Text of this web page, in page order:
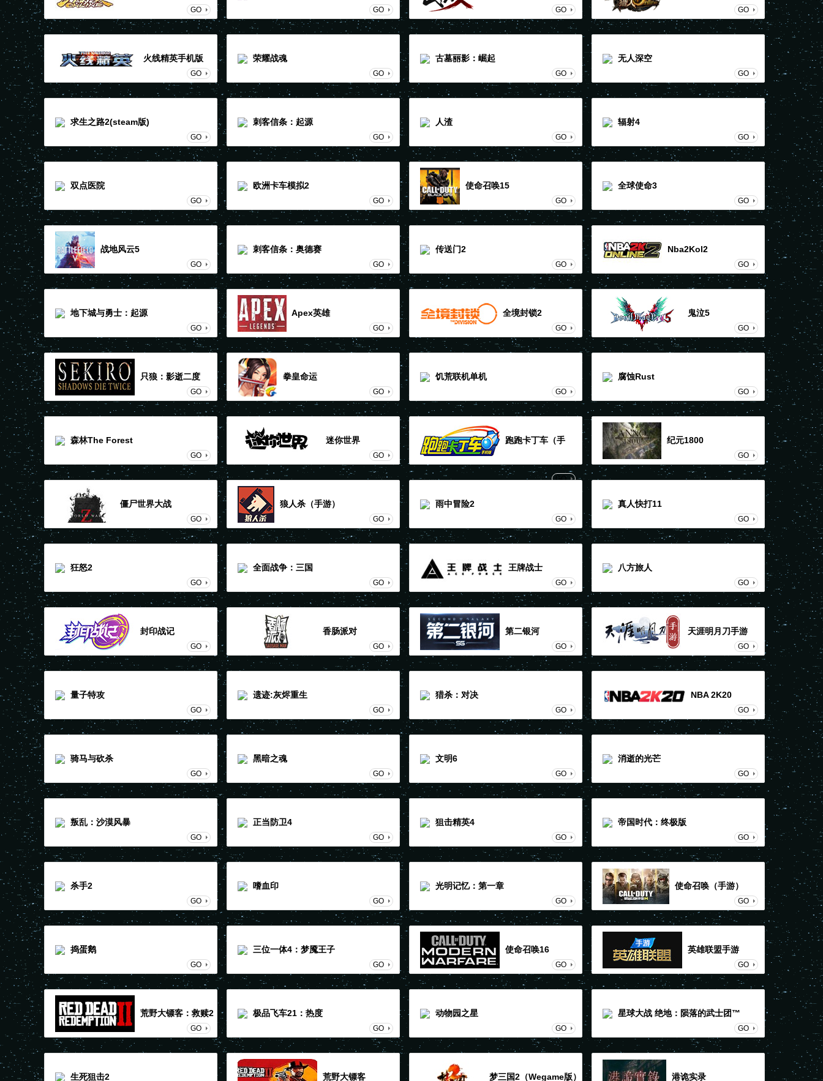
GO GO GO GO
火线精英手机版
GO
荣耀战魂
GO
古墓丽影：崛起
GO
无人深空
GO
求生之路2(steam版)
GO
刺客信条：起源
GO
人渣
GO
辐射4
GO
双点医院
GO
欧洲卡车模拟2
GO
使命召唤15
GO
全球使命3
GO
战地风云5
GO
刺客信条：奥德赛
GO
传送门2
GO
Nba2Kol2
GO
地下城与勇士：起源
GO
Apex英雄
GO
全境封锁2
GO
鬼泣5
GO
只狼：影逝二度
GO
拳皇命运
GO
饥荒联机单机
GO
腐蚀Rust
GO
森林The Forest
GO
迷你世界
GO
跑跑卡丁车（手
GO
纪元1800
GO
僵尸世界大战
GO
狼人杀（手游）
GO
雨中冒险2
GO
真人快打11
GO
狂怒2
GO
全面战争：三国
GO
王牌战士
GO
八方旅人
GO
封印战记
GO
香肠派对
GO
第二银河
GO
天涯明月刀手游
GO
量子特攻
GO
遗迹:灰烬重生
GO
猎杀：对决
GO
NBA 2K20
GO
骑马与砍杀
GO
黑暗之魂
GO
文明6
GO
消逝的光芒
GO
叛乱：沙漠风暴
GO
正当防卫4
GO
狙击精英4
GO
帝国时代：终极版
GO
杀手2
GO
嗜血印
GO
光明记忆：第一章
GO
使命召唤（手游）
GO
捣蛋鹅
GO
三位一体4：梦魇王子
GO
使命召唤16
GO
英雄联盟手游
GO
荒野大镖客：救赎2
GO
极品飞车21：热度
GO
动物园之星
GO
星球大战 绝地：陨落的武士团™
GO
生死狙击2 荒野大镖客 梦三国2（Wegame版） 港诡实录